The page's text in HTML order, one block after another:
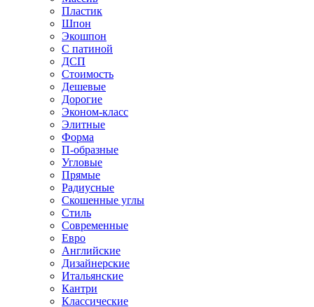
Пластик
Шпон
Экошпон
С патиной
ДСП
Стоимость
Дешевые
Дорогие
Эконом-класс
Элитные
Форма
П-образные
Угловые
Прямые
Радиусные
Скошенные углы
Стиль
Современные
Евро
Английские
Дизайнерские
Итальянские
Кантри
Классические